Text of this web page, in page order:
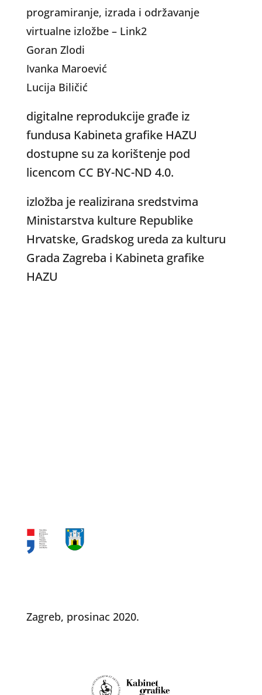
programiranje, izrada i održavanje
virtualne izložbe – Link2
Goran Zlodi
Ivanka Maroević
Lucija Biličić
digitalne reprodukcije građe iz
fundusa Kabineta grafike HAZU
dostupne su za korištenje pod
licencom CC BY-NC-ND 4.0.
izložba je realizirana sredstvima
Ministarstva kulture Republike
Hrvatske, Gradskog ureda za kulturu
Grada Zagreba i Kabineta grafike
HAZU
Zagreb, prosinac 2020.